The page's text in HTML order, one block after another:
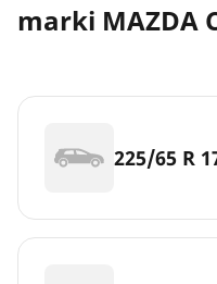
marki MAZDA
225/65 R